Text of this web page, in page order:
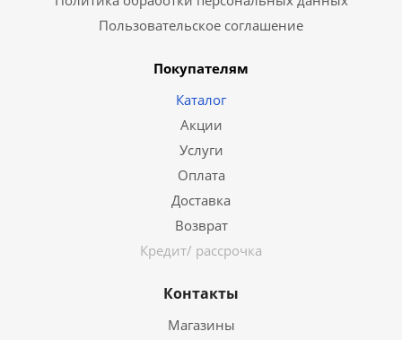
Пользовательское соглашение
Покупателям
Каталог
Акции
Услуги
Оплата
Доставка
Возврат
Кредит/ рассрочка
Контакты
Магазины